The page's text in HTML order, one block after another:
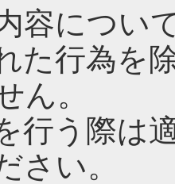
容につい
た行為を
ん。
行う際は
さい。